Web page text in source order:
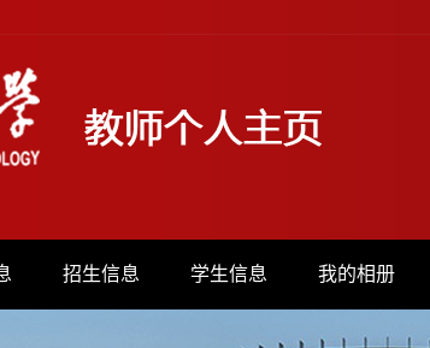
招生信息 学生信息 我的相册